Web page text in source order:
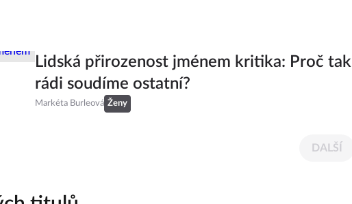
Lidská přirozenost jménem kritika: Proč tak
rádi soudíme ostatní?
Markéta Burleová Ženy
DALŠÍ